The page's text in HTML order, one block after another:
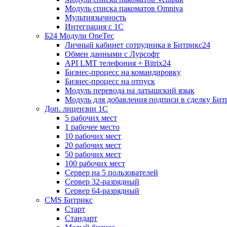
Модуль списка пакоматов Omniva
Мультиязычность
Интеграция с 1С
Б24 Модули OneTec
Личный кабинет сотрудника в Битрикс24
Обмен данными с Лурсофт
API LMT телефония + Bitrix24
Бизнес-процесс на командировку
Бизнес-процесс на отпуск
Модуль перевода на латышский язык
Модуль для добавления подписи в сделку
Доп. лицензии 1С
5 рабочих мест
1 рабочее место
10 рабочих мест
20 рабочих мест
50 рабочих мест
100 рабочих мест
Сервер на 5 пользователей
Сервер 32-разрядный
Сервер 64-разрядный
CMS Битрикс
Старт
Стандарт